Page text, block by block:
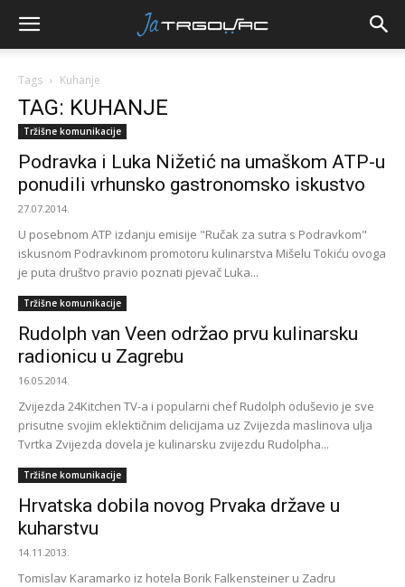
Tags Kuhanje
TAG: KUHANJE
Tržišne komunikacije
Podravka i Luka Nižetić na umaškom ATP-u
ponudili vrhunsko gastronomsko iskustvo
27.07.2014.
U posebnom ATP izdanju emisije "Ručak za sutra s Podravkom"
iskusnom Podravkinom promotoru kulinarstva Mišelu Tokiću ovoga
je puta društvo pravio poznati pjevač Luka...
Tržišne komunikacije
Rudolph van Veen održao prvu kulinarsku
radionicu u Zagrebu
16.05.2014.
Zvijezda 24Kitchen TV-a i popularni chef Rudolph oduševio je sve
prisutne svojim eklektičnim delicijama uz Zvijezda maslinova ulja
Tvrtka Zvijezda dovela je kulinarsku zvijezdu Rudolpha...
Tržišne komunikacije
Hrvatska dobila novog Prvaka države u
kuharstvu
14.11.2013.
Tomislav Karamarko iz hotela Borik Falkensteiner u Zadru